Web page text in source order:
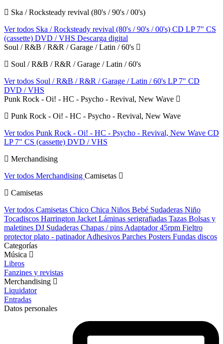
Ska / Rocksteady revival (80's / 90's / 00's)
Ver todos Ska / Rocksteady revival (80's / 90's / 00's) CD LP 7" CS
(cassette) DVD / VHS Descarga digital
Soul / R&B / R&R / Garage / Latin / 60's
Soul / R&B / R&R / Garage / Latin / 60's
Ver todos Soul / R&B / R&R / Garage / Latin / 60's LP 7" CD
DVD / VHS
Punk Rock - Oi! - HC - Psycho - Revival, New Wave
Punk Rock - Oi! - HC - Psycho - Revival, New Wave
Ver todos Punk Rock - Oi! - HC - Psycho - Revival, New Wave CD
LP 7" CS (cassette) DVD / VHS
Merchandising
Ver todos Merchandising Camisetas
Camisetas
Ver todos Camisetas Chico Chica Niños Bebé Sudaderas Niño
Tocadiscos Harrington Jacket Láminas serigrafiadas Tazas Bolsas y
maletines DJ Sudaderas Chapas / pins Adaptador 45rpm Fieltro
protector plato - patinadorAdhesivos Parches Posters Fundas discos
Categorías
Música
Libros
Fanzines y revistas
Merchandising
Liquidator
Entradas
Datos personales